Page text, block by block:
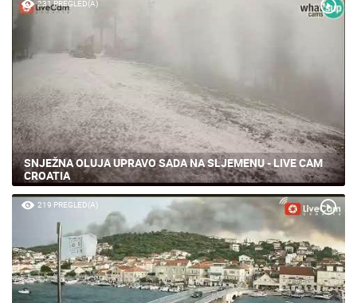
231 PREGLED(A)
SNJEŽNA OLUJA UPRAVO SADA NA SLJEMENU - LIVE CAM
CROATIA
219 PREGLED(A)